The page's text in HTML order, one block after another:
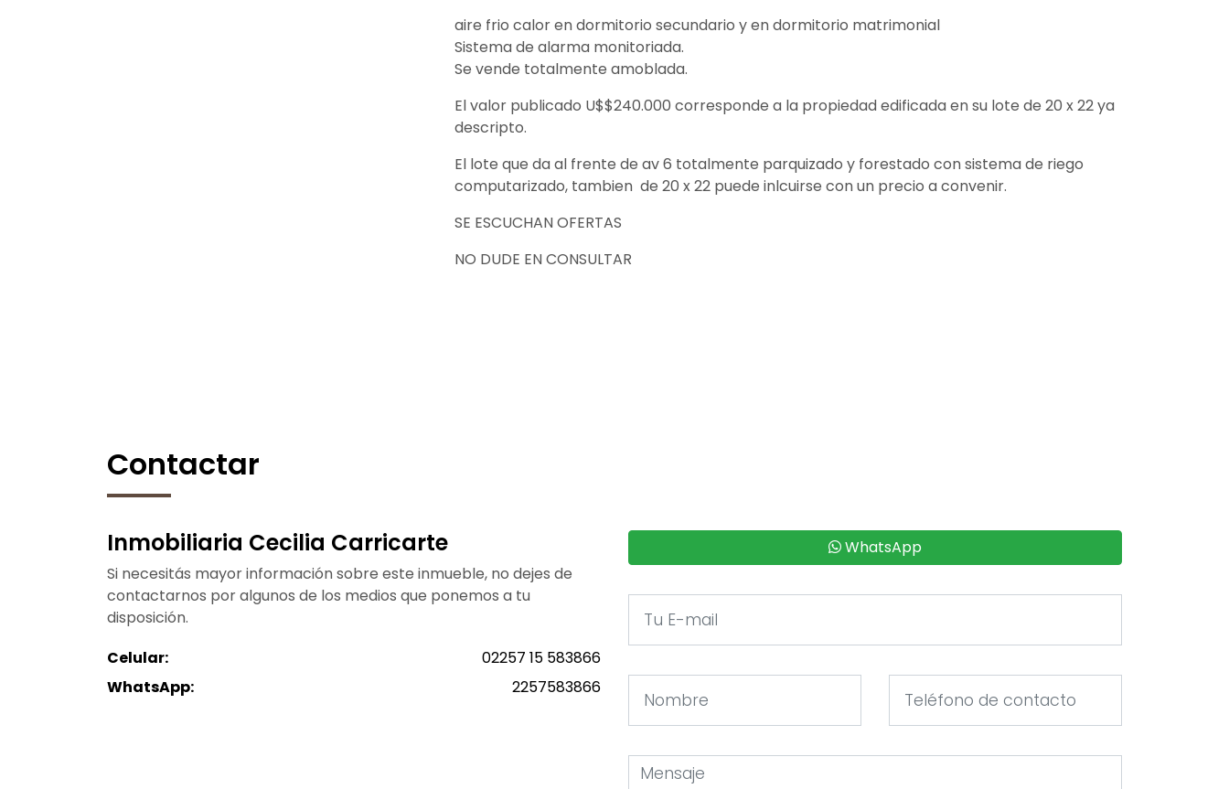
aire frio calor en dormitorio secundario y en dormitorio matrimonial
Sistema de alarma monitoriada.
Se vende totalmente amoblada.
El valor publicado U$$240.000 corresponde a la propiedad edificada en su lote de 20 x 22 ya
descripto.
El lote que da al frente de av 6 totalmente parquizado y forestado con sistema de riego
computarizado, tambien de 20 x 22 puede inlcuirse con un precio a convenir.
SE ESCUCHAN OFERTAS
NO DUDE EN CONSULTAR
Contactar
Inmobiliaria Cecilia Carricarte
Si necesitás mayor información sobre este inmueble, no dejes de
contactarnos por algunos de los medios que ponemos a tu
disposición.
Celular:
02257 15 583866
WhatsApp:
2257583866
WhatsApp